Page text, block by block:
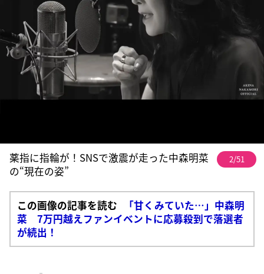
薬指に指輪が！SNSで激震が走った中森明菜
の“現在の姿”
2/51
この画像の記事を読む
「甘くみていた…」中森明
菜 7万円越えファンイベントに応募殺到で落選者
が続出！